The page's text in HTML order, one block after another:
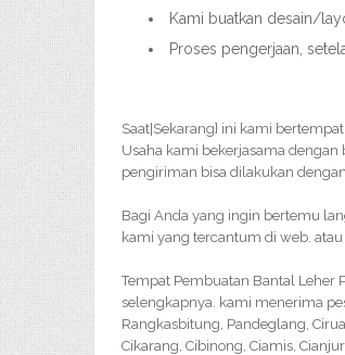
Kami buatkan desain/
Proses pengerjaan,
Saat|Sekarang} ini kami
Usaha kami bekerjasama
pengiriman bisa dilakukan
Bagi Anda yang ingin bertemu
kami yang tercantum di web.
Tempat Pembuatan Bantal Leher
selengkapnya. kami menerima
Rangkasbitung, Pandeglang,
Cikarang, Cibinong, Ciamis,